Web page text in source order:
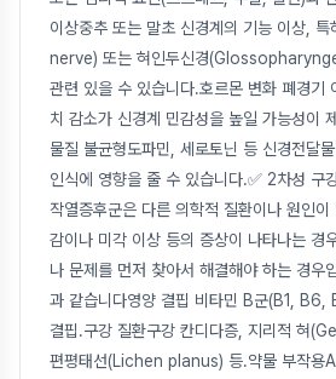
이상중추 또는 말초 신경계의 기능 이상,
nerve) 또는 혀인두신경
관련 있을 수 있습니다.호르몬 변화 폐경기
치 감소가 신경계 민감성을 높일 가능성이
물질 불균형도파민, 세로토닌 등 신경전달
인식에 영향을 줄 수 있습니다.✅ 2차성 구
작열증후군은 다른 의학적 질환이나 원인
감이나 미각 이상 등의 증상이 나타나는 경
나 문제를 먼저 찾아서 해결해야 하는 경우
과 같습니다영양 결핍 비타민 B군(B1, B6,
결핍.구강 질환구강 칸디다증, 지리적 혀
편평태선(Lichen planus) 등.약물 부작용